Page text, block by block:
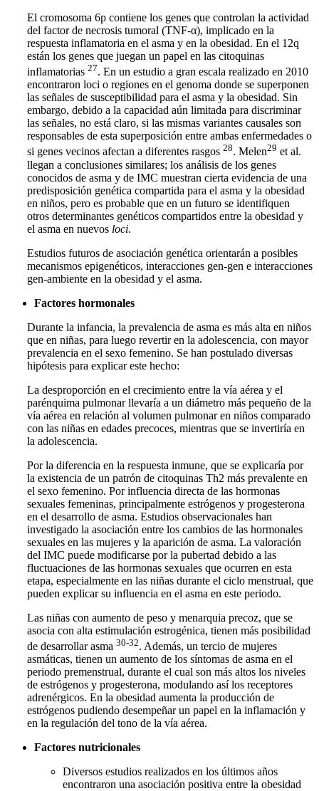
El cromosoma 6p contiene los genes que controlan la actividad
del factor de necrosis tumoral (TNF-α), implicado en la
respuesta inflamatoria en el asma y en la obesidad. En el 12q
están los genes que juegan un papel en las citoquinas
inflamatorias 27. En un estudio a gran escala realizado en 2010
encontraron loci o regiones en el genoma donde se superponen
las señales de susceptibilidad para el asma y la obesidad. Sin
embargo, debido a la capacidad aún limitada para discriminar
las señales, no está claro, si las mismas variantes causales son
responsables de esta superposición entre ambas enfermedades o
si genes vecinos afectan a diferentes rasgos 28. Melen29 et al.
llegan a conclusiones similares; los análisis de los genes
conocidos de asma y de IMC muestran cierta evidencia de una
predisposición genética compartida para el asma y la obesidad
en niños, pero es probable que en un futuro se identifiquen
otros determinantes genéticos compartidos entre la obesidad y
el asma en nuevos loci.
Estudios futuros de asociación genética orientarán a posibles
mecanismos epigenéticos, interacciones gen-gen e interacciones
gen-ambiente en la obesidad y el asma.
Factores hormonales
Durante la infancia, la prevalencia de asma es más alta en niños
que en niñas, para luego revertir en la adolescencia, con mayor
prevalencia en el sexo femenino. Se han postulado diversas
hipótesis para explicar este hecho:
La desproporción en el crecimiento entre la vía aérea y el
parénquima pulmonar llevaría a un diámetro más pequeño de la
vía aérea en relación al volumen pulmonar en niños comparado
con las niñas en edades precoces, mientras que se invertiría en
la adolescencia.
Por la diferencia en la respuesta inmune, que se explicaría por
la existencia de un patrón de citoquinas Th2 más prevalente en
el sexo femenino. Por influencia directa de las hormonas
sexuales femeninas, principalmente estrógenos y progesterona
en el desarrollo de asma. Estudios observacionales han
investigado la asociación entre los cambios de las hormonales
sexuales en las mujeres y la aparición de asma. La valoración
del IMC puede modificarse por la pubertad debido a las
fluctuaciones de las hormonas sexuales que ocurren en esta
etapa, especialmente en las niñas durante el ciclo menstrual, que
pueden explicar su influencia en el asma en este periodo.
Las niñas con aumento de peso y menarquia precoz, que se
asocia con alta estimulación estrogénica, tienen más posibilidad
de desarrollar asma 30-32. Además, un tercio de mujeres
asmáticas, tienen un aumento de los síntomas de asma en el
periodo premenstrual, durante el cual son más altos los niveles
de estrógenos y progesterona, modulando así los receptores
adrenérgicos. En la obesidad aumenta la producción de
estrógenos pudiendo desempeñar un papel en la inflamación y
en la regulación del tono de la vía aérea.
Factores nutricionales
Diversos estudios realizados en los últimos años
encontraron una asociación positiva entre la obesidad